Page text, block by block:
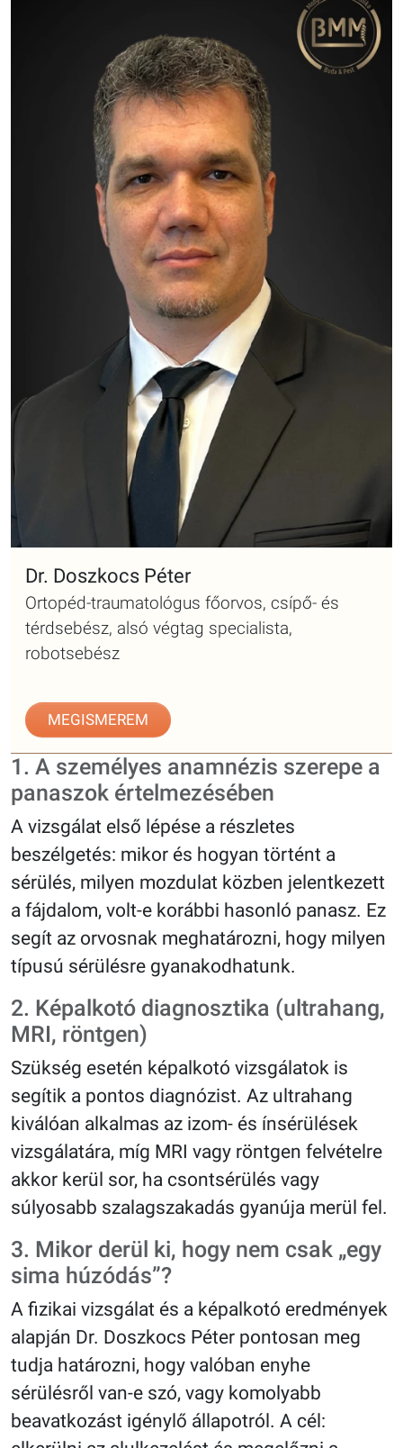
Dr. Doszkocs Péter
Ortopéd-traumatológus főorvos, csípő- és
térdsebész, alsó végtag specialista,
robotsebész
MEGISMEREM
1. A személyes anamnézis szerepe a
panaszok értelmezésében
A vizsgálat első lépése a részletes
beszélgetés: mikor és hogyan történt a
sérülés, milyen mozdulat közben jelentkezett
a fájdalom, volt-e korábbi hasonló panasz. Ez
segít az orvosnak meghatározni, hogy milyen
típusú sérülésre gyanakodhatunk.
2. Képalkotó diagnosztika (ultrahang,
MRI, röntgen)
Szükség esetén képalkotó vizsgálatok is
segítik a pontos diagnózist. Az ultrahang
kiválóan alkalmas az izom- és ínsérülések
vizsgálatára, míg MRI vagy röntgen felvételre
akkor kerül sor, ha csontsérülés vagy
súlyosabb szalagszakadás gyanúja merül fel.
3. Mikor derül ki, hogy nem csak „egy
sima húzódás”?
A fizikai vizsgálat és a képalkotó eredmények
alapján Dr. Doszkocs Péter pontosan meg
tudja határozni, hogy valóban enyhe
sérülésről van-e szó, vagy komolyabb
beavatkozást igénylő állapotról. A cél: